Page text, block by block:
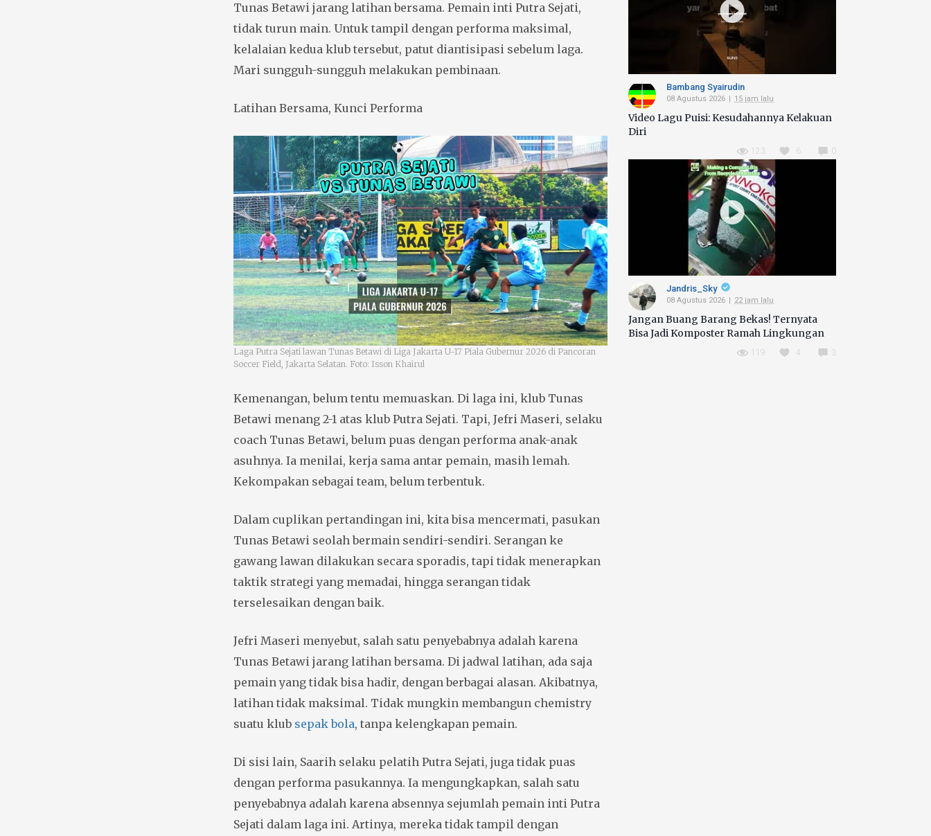
Tunas Betawi jarang latihan bersama. Pemain inti Putra Sejati,
tidak turun main. Untuk tampil dengan performa maksimal,
kelalaian kedua klub tersebut, patut diantisipasi sebelum laga.
Mari sungguh-sungguh melakukan pembinaan.
Latihan Bersama, Kunci Performa
Laga Putra Sejati lawan Tunas Betawi di Liga Jakarta U-17 Piala Gubernur 2026 di Pancoran
Soccer Field, Jakarta Selatan. Foto: Isson Khairul
Kemenangan, belum tentu memuaskan. Di laga ini, klub Tunas
Betawi menang 2-1 atas klub Putra Sejati. Tapi, Jefri Maseri, selaku
coach Tunas Betawi, belum puas dengan performa anak-anak
asuhnya. Ia menilai, kerja sama antar pemain, masih lemah.
Kekompakan sebagai team, belum terbentuk.
Dalam cuplikan pertandingan ini, kita bisa mencermati, pasukan
Tunas Betawi seolah bermain sendiri-sendiri. Serangan ke
gawang lawan dilakukan secara sporadis, tapi tidak menerapkan
taktik strategi yang memadai, hingga serangan tidak
terselesaikan dengan baik.
Jefri Maseri menyebut, salah satu penyebabnya adalah karena
Tunas Betawi jarang latihan bersama. Di jadwal latihan, ada saja
pemain yang tidak bisa hadir, dengan berbagai alasan. Akibatnya,
latihan tidak maksimal. Tidak mungkin membangun chemistry
suatu klub sepak bola, tanpa kelengkapan pemain.
Di sisi lain, Saarih selaku pelatih Putra Sejati, juga tidak puas
dengan performa pasukannya. Ia mengungkapkan, salah satu
penyebabnya adalah karena absennya sejumlah pemain inti Putra
Sejati dalam laga ini. Artinya, mereka tidak tampil dengan
Bambang Syairudin
08 Agustus 2026 15 jam lalu
Video Lagu Puisi: Kesudahannya Kelakuan
Diri
123 6 0
Jandris_Sky
08 Agustus 2026 22 jam lalu
Jangan Buang Barang Bekas! Ternyata
Bisa Jadi Komposter Ramah Lingkungan
119 4 3